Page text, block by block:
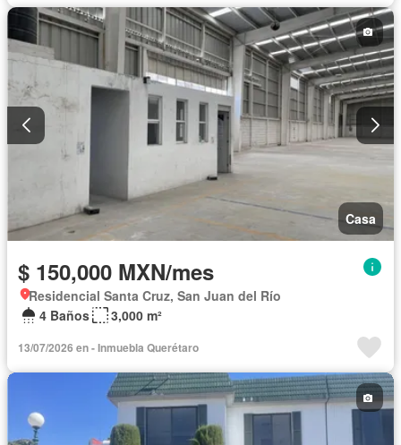
Casa
$ 150,000 MXN/mes
Residencial Santa Cruz, San Juan del Río
4 Baños
3,000 m²
13/07/2026 en - Inmuebla Querétaro